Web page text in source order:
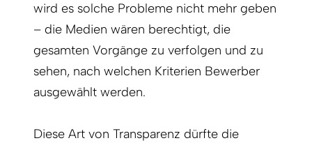
wird es solche Probleme nicht mehr geben
– die Medien wären berechtigt, die
gesamten Vorgänge zu verfolgen und zu
sehen, nach welchen Kriterien Bewerber
ausgewählt werden.
Diese Art von Transparenz dürfte die